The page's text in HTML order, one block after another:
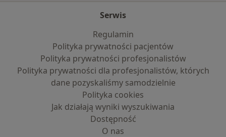
Serwis
Regulamin
Polityka prywatności pacjentów
Polityka prywatności profesjonalistów
Polityka prywatności dla profesjonalistów, których
dane pozyskaliśmy samodzielnie
Polityka cookies
Jak działają wyniki wyszukiwania
Dostępność
O nas